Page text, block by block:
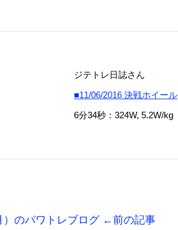
ジテトレ日誌さん
■11/06/2016 決戦ホイール
6分34秒：324W, 5.2W/kg
）のパワトレブログ ←前の記事